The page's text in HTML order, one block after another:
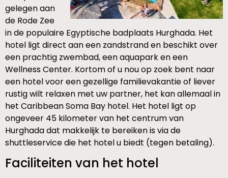
gelegen aan
de Rode Zee
in de populaire Egyptische badplaats Hurghada. Het
hotel ligt direct aan een zandstrand en beschikt over
een prachtig zwembad, een aquapark en een
Wellness Center. Kortom of u nou op zoek bent naar
een hotel voor een gezellige familievakantie of liever
rustig wilt relaxen met uw partner, het kan allemaal in
het Caribbean Soma Bay hotel. Het hotel ligt op
ongeveer 45 kilometer van het centrum van
Hurghada dat makkelijk te bereiken is via de
shuttleservice die het hotel u biedt (tegen betaling).
Faciliteiten van het hotel